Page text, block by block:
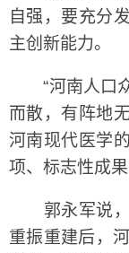
自强，要充分
主创新能力。
“河南人口众
而散，有阵地
河南现代医学
项、标志性成
郭永军说，
重振重建后，